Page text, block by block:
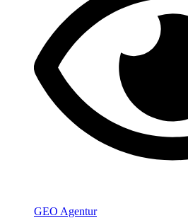
GEO Agentur